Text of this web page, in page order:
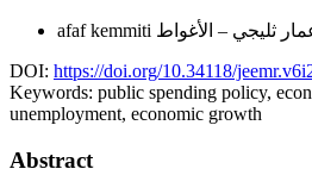
afaf kemmiti ثليجي – الأغواط
DOI: https://doi.org/10.34118/
Keywords: public spending policy,
unemployment, economic growth
Abstract